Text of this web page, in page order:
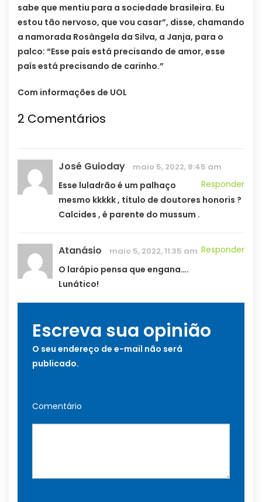
sabe que mentiu para a sociedade brasileira. Eu
estou tão nervoso, que vou casar”, disse, chamando
a namorada Rosângela da Silva, a Janja, para o
palco: “Esse país está precisando de amor, esse
país está precisando de carinho.”
Com informações de UOL
2 Comentários
José Guioday maio 5, 2022, 8:45 am
Responder
Esse luladrão é um palhaço
mesmo kkkkk , título de doutores honoris ?
Calcides , é parente do mussum .
Atanásio maio 5, 2022, 11:35 am Responder
O larápio pensa que engana….
Lunático!
Escreva sua opinião
O seu endereço de e-mail não será
publicado.
Comentário